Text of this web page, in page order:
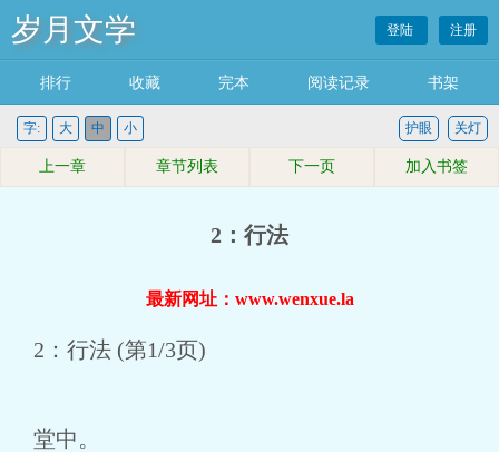
岁月文学 登陆 注册
排行 收藏 完本 阅读记录 书架
字: 大 中 小 关灯
护眼
上一章 章节列表 下一页 加入书签
2：行法
最新网址：www.wenxue.la
2：行法 (第1/3页)
堂中。